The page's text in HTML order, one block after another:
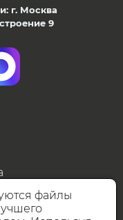
г. Москва
9
файлы